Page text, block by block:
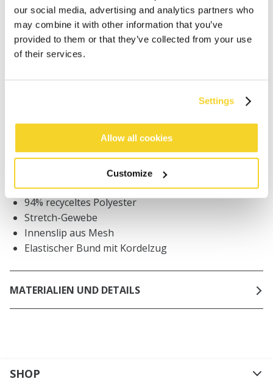
our social media, advertising and analytics partners who
may combine it with other information that you’ve
provided to them or that they’ve collected from your use
of their services.
Settings
Allow all cookies
Customize
Bestellungen, die vor 12 Uhr MEZ (Montag bis
Freitag) bei uns eingehen, werden noch am selben
Kostenlose Lieferung für Bestellungen über 50€
BESCHREIBUNG
Badeshorts mit Streifen
94% recyceltes Polyester
Stretch-Gewebe
Innenslip aus Mesh
Elastischer Bund mit Kordelzug
MATERIALIEN UND DETAILS
SHOP